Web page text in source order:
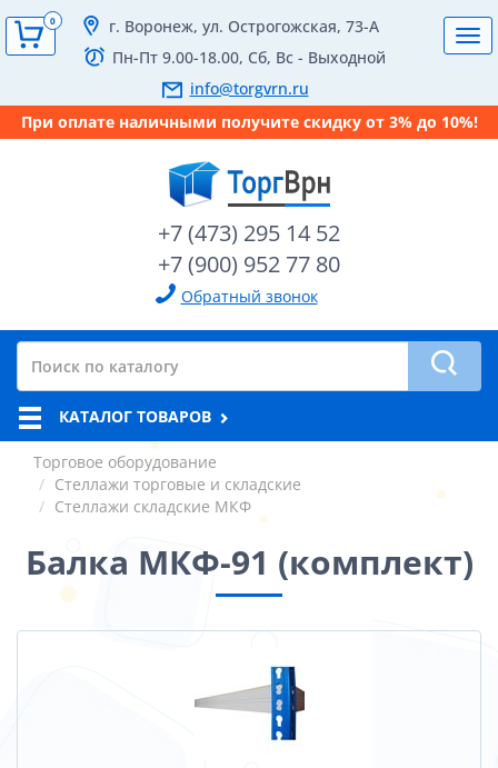
г. Воронеж, ул. Острогожская, 73-А
Пн-Пт 9.00-18.00, Сб, Вс - Выходной
info@torgvrn.ru
При оплате наличными получите скидку от 3% до 10%!
+7 (473) 295 14 52
+7 (900) 952 77 80
Обратный звонок
0
КАТАЛОГ ТОВАРОВ
Торговое оборудование
Стеллажи торговые и складские
Стеллажи складские МКФ
Балка МКФ-91 (комплект)